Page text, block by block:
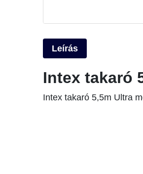
Leírás
Intex takaró
Intex takaró 5,5m Ultra